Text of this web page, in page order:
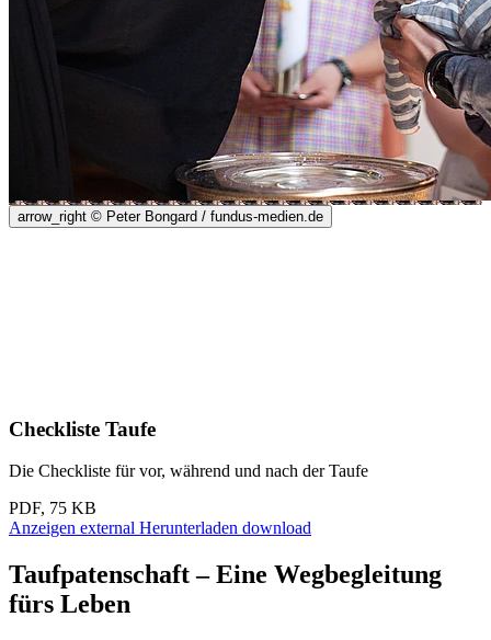
arrow_right © Peter Bongard / fundus-medien.de
Checkliste Taufe
Die Checkliste für vor, während und nach der Taufe
PDF, 75 KB
Anzeigen external Herunterladen download
Taufpatenschaft – Eine Wegbegleitung
fürs Leben